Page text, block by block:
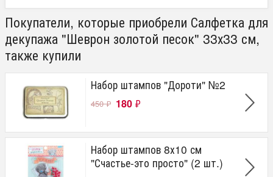
Покупатели, которые приобрели Салфетка для
декупажа "Шеврон золотой песок" 33х33 см,
также купили
Набор штампов "Дороти" №2
450₽ 180 ₽
Набор штампов 8х10 см
"Счастье-это просто" (2 шт.)